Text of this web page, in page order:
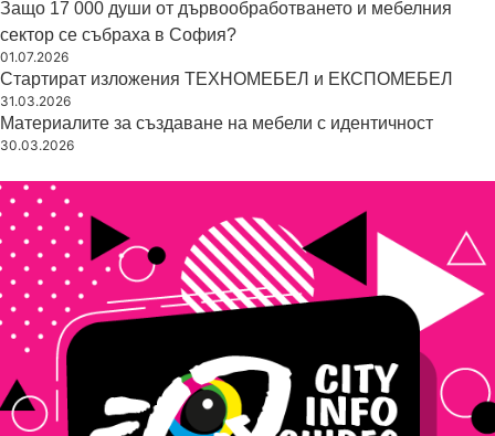
Защо 17 000 души от дървообработването и мебелния
сектор се събраха в София?
01.07.2026
Стартират изложения ТЕХНОМЕБЕЛ и ЕКСПОМЕБЕЛ
31.03.2026
Материалите за създаване на мебели с идентичност
30.03.2026